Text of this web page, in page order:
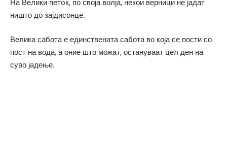
На Велики петoк, по своја волја, некои верници не јадат
ништо до зајдисонце.
Велика сабота е единствената сабота во која се пости со
пост на вода, а оние што можат, остануваат цел ден на
суво јадење.